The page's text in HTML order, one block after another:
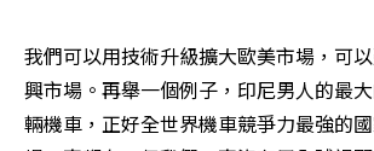
我們可以用技術升級擴大歐美市場，可
興市場。再舉一個例子，印尼男人的最
輛機車，正好全世界機車競爭力最強的